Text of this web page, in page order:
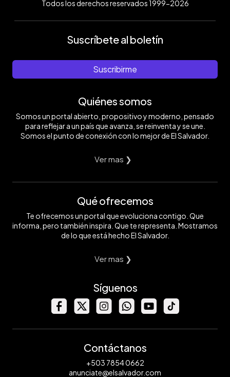
Todos los derechos reservados 1999-2026
Suscríbete al boletín
Suscribirme
Quiénes somos
Somos un portal abierto, propositivo y moderno, pensado
para reflejar a un país que avanza, se reinventa y se une.
Somos el punto de conexión con lo mejor de El Salvador.
Ver mas ❯
Qué ofrecemos
Te ofrecemos un portal que evoluciona contigo. Que
informa, pero también inspira. Que te representa. Mostramos
de lo que está hecho El Salvador.
Ver mas ❯
Síguenos
Contáctanos
+503 7854 0662
anunciate@elsalvador.com